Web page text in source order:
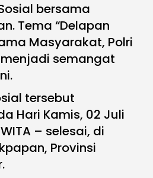
bersama
Tema “Delapan
Masyarakat, Polri
semangat
tersebut
Hari Kamis, 02 Juli
– selesai, di
Provinsi